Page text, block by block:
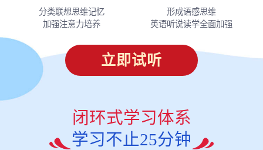
分类联想思维记忆
加强注意力培养
形成语感思维
英语听说读学全面加强
立即试听
闭环式学习体系
学习不止25分钟